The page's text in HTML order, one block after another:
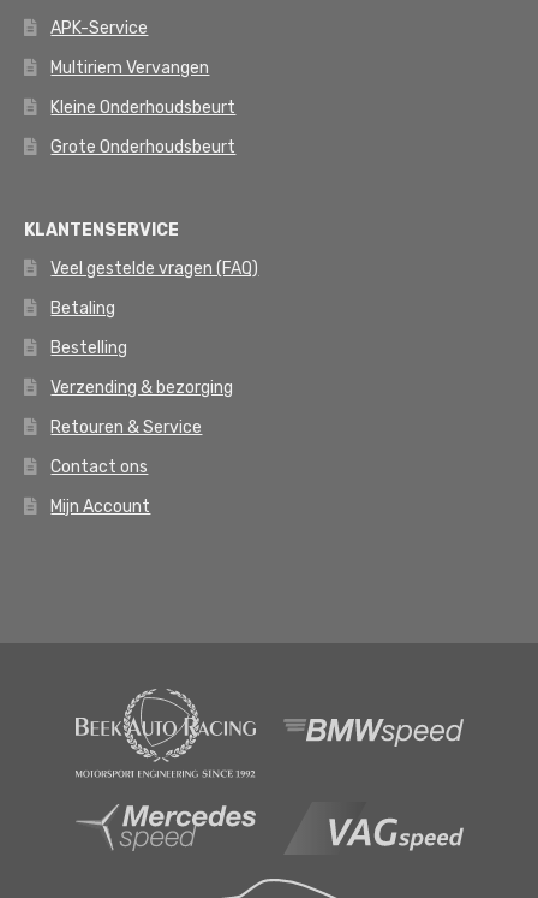
APK-Service
Multiriem Vervangen
Kleine Onderhoudsbeurt
Grote Onderhoudsbeurt
KLANTENSERVICE
Veel gestelde vragen (FAQ)
Betaling
Bestelling
Verzending & bezorging
Retouren & Service
Contact ons
Mijn Account